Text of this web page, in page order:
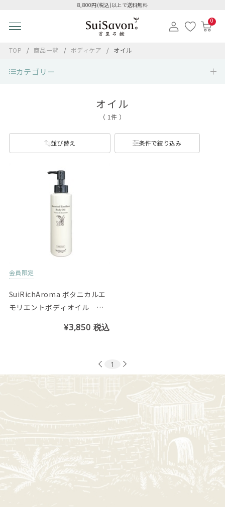
8,800円(税込)以上で送料無料
0
TOP 商品一覧 ボディケア オイル
カテゴリー
オイル
（ 1件 ）
並び替え 条件で絞り込み
会員限定
SuiRichAroma ボタニカルエ
モリエントボディオイル シ
¥3,850 税込
1